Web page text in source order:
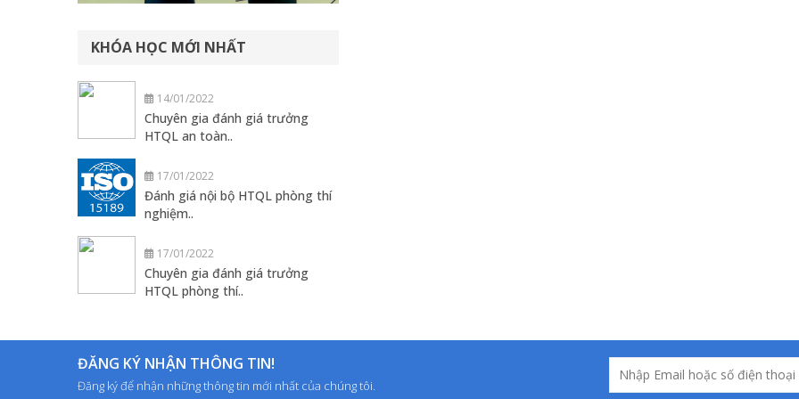
KHÓA HỌC MỚI NHẤT
14/01/2022
Chuyên gia đánh giá trưởng
HTQL an toàn..
17/01/2022
Đánh giá nội bộ HTQL phòng thí
nghiệm..
17/01/2022
Chuyên gia đánh giá trưởng
HTQL phòng thí..
ĐĂNG KÝ NHẬN THÔNG TIN!
Đăng ký để nhận những thông tin mới nhất của chúng tôi.